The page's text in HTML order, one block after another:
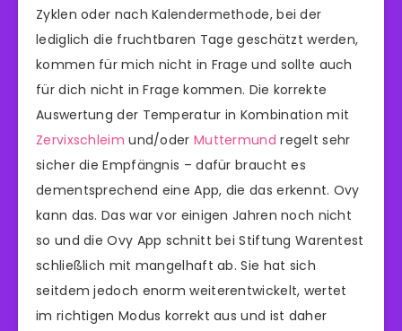
Zyklen oder nach Kalendermethode, bei der
lediglich die fruchtbaren Tage geschätzt werden,
kommen für mich nicht in Frage und sollte auch
für dich nicht in Frage kommen. Die korrekte
Auswertung der Temperatur in Kombination mit
Zervixschleimund/oder Muttermund regelt sehr
sicher die Empfängnis – dafür braucht es
dementsprechend eine App, die das erkennt. Ovy
kann das. Das war vor einigen Jahren noch nicht
so und die Ovy App schnitt bei Stiftung Warentest
schließlich mit mangelhaft ab. Sie hat sich
seitdem jedoch enorm weiterentwickelt, wertet
im richtigen Modus korrekt aus und ist daher